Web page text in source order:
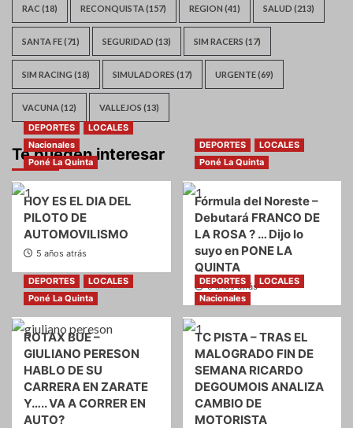
RAC (18) RECONQUISTA (157) REGION (41) SALUD (213)
SANTA FE(71) SEGURIDAD (13) SIM RACERS (17)
SIM RACING (18) SIMULADORES (17) URGENTE(69)
VACUNA (12) VALLEJOS (13)
Te pueden interesar
DEPORTES
LOCALES
Nacionales
Poné La Quinta
HOY ES EL DIA DEL
PILOTO DE
AUTOMOVILISMO
5 años atrás
DEPORTES
LOCALES
Poné La Quinta
Fórmula del Noreste –
Debutará FRANCO DE
LA ROSA ? … Dijo lo
suyo en PONE LA
QUINTA
5 años atrás
DEPORTES
LOCALES
Poné La Quinta
ROTAX BUE –
GIULIANO PERESON
HABLO DE SU
CARRERA EN ZARATE
Y….. VA A CORRER EN
AUTO?
DEPORTES
LOCALES
Nacionales
TC PISTA – TRAS EL
MALOGRADO FIN DE
SEMANA RICARDO
DEGOUMOIS ANALIZA
CAMBIO DE
MOTORISTA